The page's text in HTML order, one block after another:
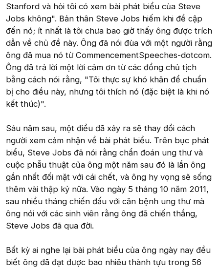
Stanford và hỏi tôi có xem bài phát biểu của Steve
Jobs không". Bản thân Steve Jobs hiếm khi đề cập
đến nó; ít nhất là tôi chưa bao giờ thấy ông được trích
dẫn về chủ đề này. Ông đã nói đùa với một người rằng
ông đã mua nó từ CommencementSpeeches-dotcom.
Ông đã trả lời một lời cảm ơn từ các đồng chủ tịch
bằng cách nói rằng, "Tôi thực sự khó khăn để chuẩn
bị cho điều này, nhưng tôi thích nó (đặc biệt là khi nó
kết thúc)".
Sáu năm sau, một điều đã xảy ra sẽ thay đổi cách
người xem cảm nhận về bài phát biểu. Trên bục phát
biểu, Steve Jobs đã nói rằng chẩn đoán ung thư và
cuộc phẫu thuật của ông một năm sau đó là lần ông
gần nhất đối mặt với cái chết, và ông hy vọng sẽ sống
thêm vài thập kỷ nữa. Vào ngày 5 tháng 10 năm 2011,
sau nhiều tháng chiến đấu với căn bệnh ung thư mà
ông nói với các sinh viên rằng ông đã chiến thắng,
Steve Jobs đã qua đời.
Bất kỳ ai nghe lại bài phát biểu của ông ngày nay đều
biết ông đã đạt được bao nhiêu thành tựu trong 56